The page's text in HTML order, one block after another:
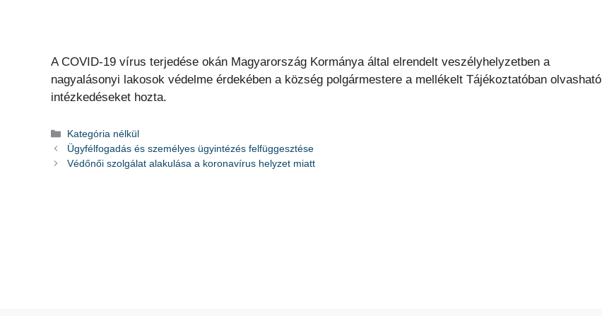
A COVID-19 vírus terjedése okán Magyarország Kormánya által elrendelt veszélyhelyzetben a
nagyalásonyi lakosok védelme érdekében a község polgármestere a mellékelt Tájékoztatóban olvasható
intézkedéseket hozta.
Kategória
Kategória nélkül
Ügyfélfogadás és személyes ügyintézés felfüggesztése
Védőnői szolgálat alakulása a koronavírus helyzet miatt